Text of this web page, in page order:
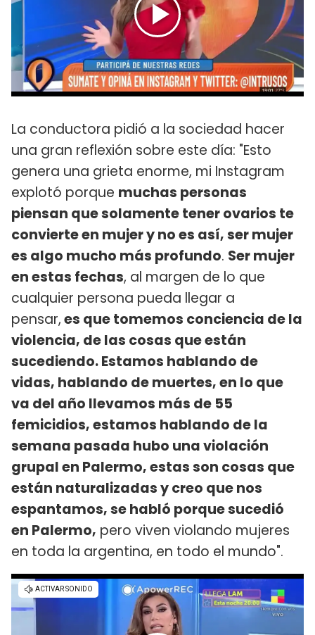
La conductora pidió a la sociedad hacer
una gran reflexión sobre este día: "Esto
genera una grieta enorme, mi Instagram
explotó porque muchas personas
piensan que solamente tener ovarios te
convierte en mujer y no es así, ser mujer
es algo mucho más profundo. Ser mujer
en estas fechas, al margen de lo que
cualquier persona pueda llegar a
pensar,es que tomemos conciencia de la
violencia, de las cosas que están
sucediendo. Estamos hablando de
vidas, hablando de muertes, en lo que
va del año llevamos más de 55
femicidios, estamos hablando de la
semana pasada hubo una violación
grupal en Palermo, estas son cosas que
están naturalizadas y creo que nos
espantamos, se habló porque sucedió
en Palermo, pero viven violando mujeres
en toda la argentina, en todo el mundo".